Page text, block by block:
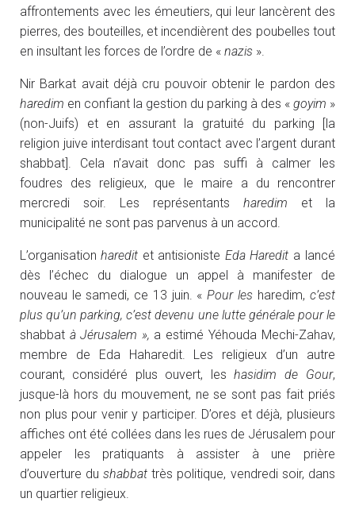
affrontements avec les émeutiers, qui leur lancèrent des
pierres, des bouteilles, et incendièrent des poubelles tout
en insultant les forces de l’ordre de « nazis ».
Nir Barkat avait déjà cru pouvoir obtenir le pardon des
haredim en confiant la gestion du parking à des « goyim »
(non-Juifs) et en assurant la gratuité du parking [la
religion juive interdisant tout contact avec l’argent durant
shabbat]. Cela n’avait donc pas suffi à calmer les
foudres des religieux, que le maire a du rencontrer
mercredi soir. Les représentants haredim et la
municipalité ne sont pas parvenus à un accord.
L’organisation haredit et antisioniste Eda Haredit a lancé
dès l’échec du dialogue un appel à manifester de
nouveau le samedi, ce 13 juin. « Pour les haredim, c’est
plus qu’un parking, c’est devenu une lutte générale pour le
shabbat à Jérusalem », a estimé Yéhouda Mechi-Zahav,
membre de Eda Haharedit. Les religieux d’un autre
courant, considéré plus ouvert, les hasidim de Gour,
jusque-là hors du mouvement, ne se sont pas fait priés
non plus pour venir y participer. D’ores et déjà, plusieurs
affiches ont été collées dans les rues de Jérusalem pour
appeler les pratiquants à assister à une prière
d’ouverture du shabbat très politique, vendredi soir, dans
un quartier religieux.